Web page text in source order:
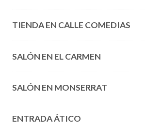
TIENDA EN CALLE COMEDIAS
SALÓN EN EL CARMEN
SALÓN EN MONSERRAT
ENTRADA ÁTICO